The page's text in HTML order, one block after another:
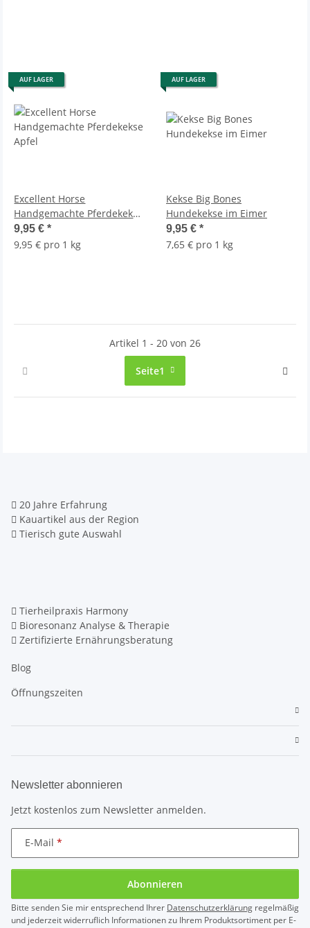
AUF LAGER
Excellent Horse
Handgemachte Pferdekekse
Apfel
9,95 €*
9,95 € pro 1 kg
AUF LAGER
Kekse Big Bones
Hundekekse im Eimer
9,95 € *
7,65 € pro 1 kg
Artikel 1 - 20 von 26
Seite1
20 Jahre Erfahrung
Kauartikel aus der Region
Tierisch gute Auswahl
Tierheilpraxis Harmony
Bioresonanz Analyse & Therapie
Zertifizierte Ernährungsberatung
Blog
Öffnungszeiten
Newsletter abonnieren
Jetzt kostenlos zum Newsletter anmelden.
E-Mail
Abonnieren
Bitte senden Sie mir entsprechend Ihrer Datenschutzerklärung regelmäßig
und jederzeit widerruflich Informationen zu Ihrem Produktsortiment per E-